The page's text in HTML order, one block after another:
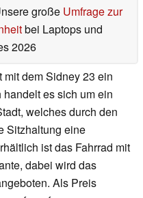
große Umfrage zur
bei Laptops und
2026
dem Sidney 23 ein
es sich um ein
welches durch den
Sitzhaltung eine
ist das Fahrrad mit
dabei wird das
Als Preis